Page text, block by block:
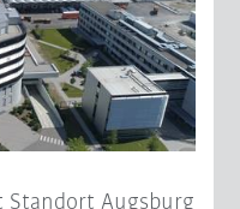
Standort Augsburg